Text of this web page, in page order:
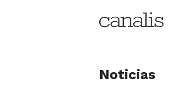
Noticias